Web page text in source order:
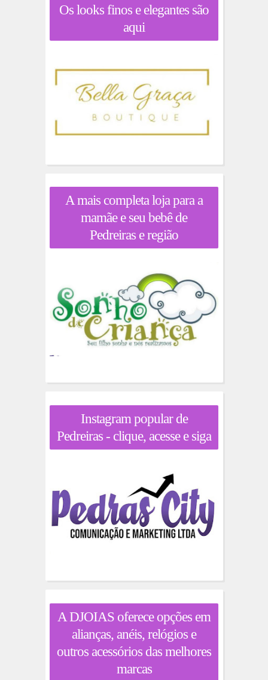
Os looks finos e elegantes são
aqui
A mais completa loja para a
mamãe e seu bebê de
Pedreiras e região
Instagram popular de
Pedreiras - clique, acesse e siga
A DJOIAS oferece opções em
alianças, anéis, relógios e
outros acessórios das melhores
marcas